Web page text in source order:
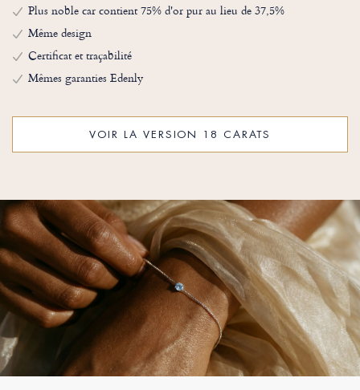
Plus noble car contient 75% d'or pur au lieu de 37,5%
Même design
Certificat et traçabilité
Mêmes garanties Edenly
VOIR LA VERSION 18 CARATS